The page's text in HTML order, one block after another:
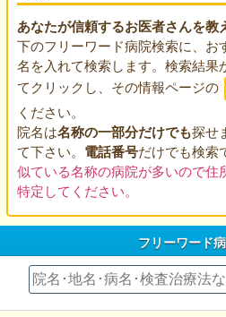
あなたが信頼するお医者さんを教
下のフリーワード病院検索に、お
名を入れて検索します。検索結果
てクリックし、その情報ページの
ください。
院名は名称の一部分だけでも探せ
て下さい。 電話番号だけでも検索
似ている名称の病院が多いので住
特定してください。
フリーワード